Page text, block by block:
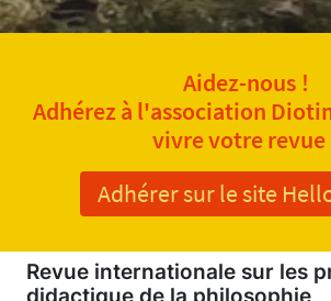
Aidez-nous !
Adhérez à l'association
vivre votre revue
Adhérer sur le site
Revue internationale sur les
didactique de la philosophie